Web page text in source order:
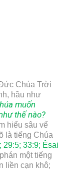
Chúa Trời
hầu như
muốn
thế nào?
hiểu sâu vể
là tiếng Chúa
29:5; 33:9; Êsai
một tiếng
liền cạn khô;